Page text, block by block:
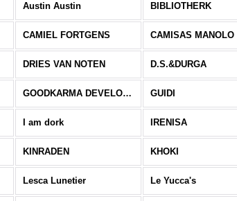
Austin Austin BIBLIOTHERK
CAMIEL FORTGENS CAMISAS MANOLO
DRIES VAN NOTEN D.S.&DURGA
GOODKARMA DEVELOPMENT GUIDI
I am dork IRENISA
KINRADEN KHOKI
Lesca Lunetier Le Yucca's